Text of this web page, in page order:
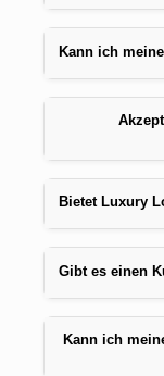
Kann ich
Bietet Luxury
Gibt es einen
Kann ich